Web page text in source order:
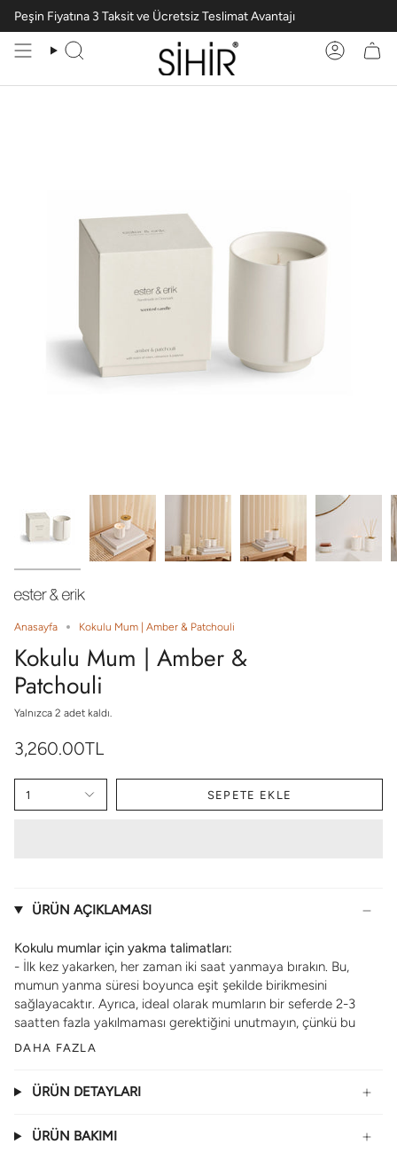
Peşin Fiyatına 3 Taksit ve Ücretsiz Teslimat Avantajı
Ara Hesabım
Anasayfa Kokulu Mum | Amber & Patchouli
Kokulu Mum | Amber &
Patchouli
Yalnızca 2 adet kaldı.
3,260.00TL
1 SEPETE EKLE
ÜRÜN AÇIKLAMASI
Kokulu mumlar için yakma talimatları:
- İlk kez yakarken, her zaman iki saat yanmaya bırakın. Bu,
mumun yanma süresi boyunca eşit şekilde birikmesini
sağlayacaktır. Ayrıca, ideal olarak mumların bir seferde 2-3
saatten fazla yakılmaması gerektiğini unutmayın, çünkü bu
DAHA FAZLA
ÜRÜN DETAYLARI
ÜRÜN BAKIMI